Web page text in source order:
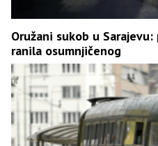
Oružani sukob u
ranila osumnjičenog